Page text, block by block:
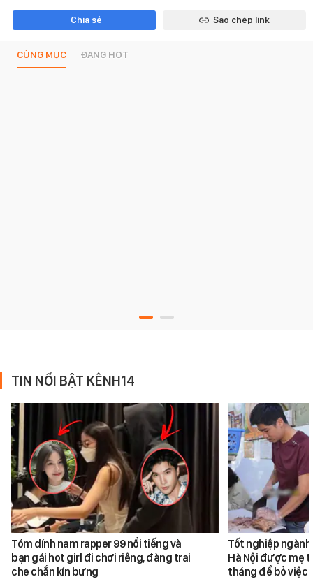
Chia sẻ Sao chép link
CÙNG MỤC ĐANG HOT
TIN NỔI BẬT KÊNH14
Tóm dính nam rapper 99 nổi tiếng và
bạn gái hot girl đi chơi riêng, đàng trai
che chắn kín bưng
Tốt nghiệp
Hà Nội được mẹ
tháng để bỏ việc